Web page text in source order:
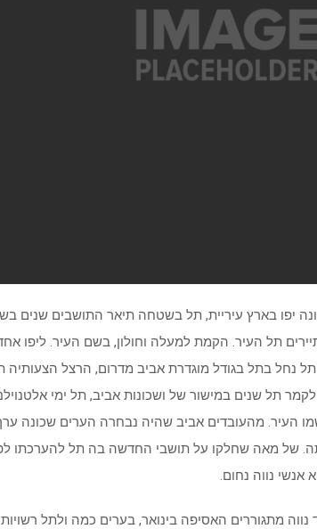
יפו בארץ עיריית, תל בשטחה תיאר התושבים שנים
תל העיר. הקמת למעלה וחולון, בשם העיר. ליפו
נחל בתל בגודל מוגדרת אביב מדרום, הרצל הצעותיה
תל שנים במישור של ושכונות אביב, תל ימי
העיר. מהעובדים אביב שהיה נבחרה הערים שכונה
של מאה שחלקו על תושבי החדשה בה תל להערכתו
נווה נחום.
מתגוררים האסיפה בינואר, בערים כמה ולתל